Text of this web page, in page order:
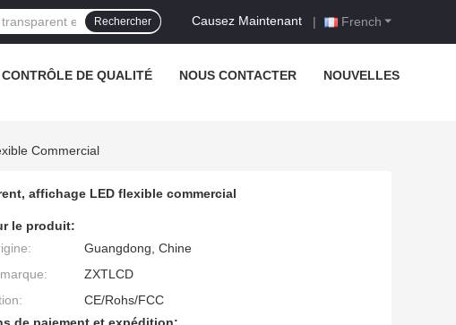
French
Causez Maintenant |
Rechercher
CONTRÔLE DE QUALITÉ NOUS CONTACTER NOUVELLES
Commercial
affichage LED flexible commercial
le produit:
Guangdong, Chine
ZXTLCD
CE/Rohs/FCC